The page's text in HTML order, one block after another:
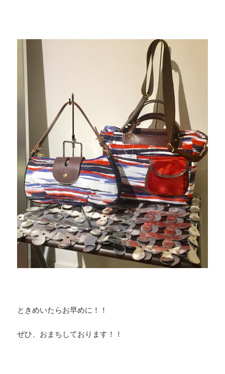
ときめいたらお早めに！！
ぜひ、おまちしております！！